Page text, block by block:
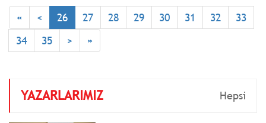
Ceza Mahkemesi’nde
görülecek. Duruşma süreci
« < 26 27 28 29 30 31 32
33
34
35 > »
YAZARLARIMIZ Hepsi